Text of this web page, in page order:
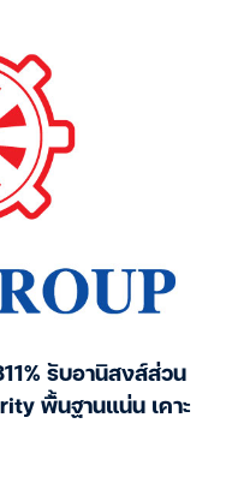
พื้้นฐานแน่น เคาะ